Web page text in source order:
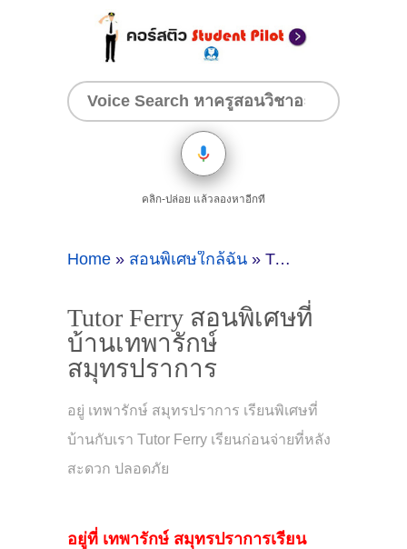
คลิก-ปล่อย แล้วลองหาอีกที
Home » สอนพิเศษใกล้ฉัน » Tutor Ferry สอนพิเศษที่บ้านเทพารักษ์ สมุทรปราการ
Tutor Ferry สอนพิเศษที่
บ้านเทพารักษ์
สมุทรปราการ
อยู่ เทพารักษ์ สมุทรปราการ เรียนพิเศษที่
บ้านกับเรา Tutor Ferry เรียนก่อนจ่ายที่หลัง
สะดวก ปลอดภัย
อยู่ที่ เทพารักษ์ สมุทรปราการเรียน